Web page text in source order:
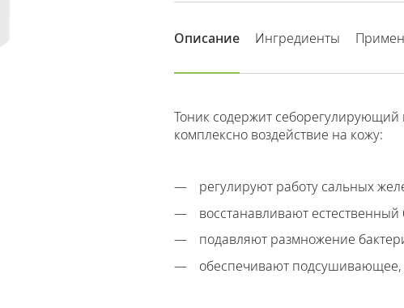
Описание Ингредиенты
Тоник содержит себорегулирующий
комплексно воздействие на кожу:
регулируют работу сальных
восстанавливают
подавляют размножение
обеспечивают